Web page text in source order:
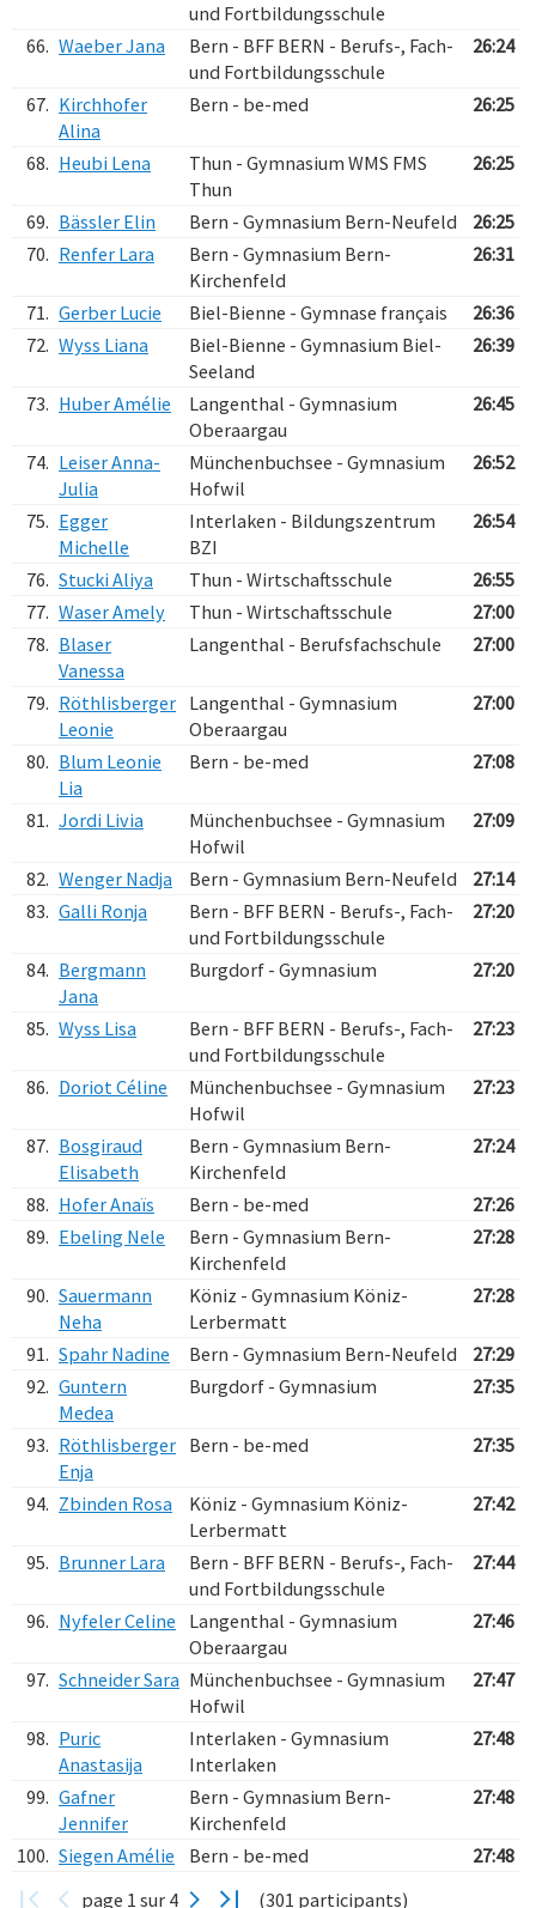
und Fortbildungsschule
66. Waeber Jana
Bern - BFF BERN - Berufs-, Fach-
und Fortbildungsschule
26:24
67. Kirchhofer
Alina
Bern - be-med 26:25
68. Heubi Lena
Thun - Gymnasium WMS FMS
Thun
26:25
69. Bässler Elin Bern - Gymnasium Bern-Neufeld
26:25
70. Renfer Lara
Bern - Gymnasium Bern-
Kirchenfeld
26:31
71. Gerber Lucie Biel-Bienne - Gymnase français
26:36
72. Wyss Liana
Biel-Bienne - Gymnasium Biel-
Seeland
26:39
73. Huber Amélie
Langenthal - Gymnasium
Oberaargau
26:45
74. Leiser Anna-
Julia
Münchenbuchsee - Gymnasium
Hofwil
26:52
75. Egger
Michelle
Interlaken - Bildungszentrum
BZI
26:54
76. Stucki Aliya Thun - Wirtschaftsschule
26:55
77. Waser Amely Thun - Wirtschaftsschule
27:00
78. Blaser
Vanessa
Langenthal - Berufsfachschule 27:00
79. Röthlisberger
Leonie
Langenthal - Gymnasium
Oberaargau
27:00
80. Blum Leonie
Lia
Bern - be-med 27:08
81. Jordi Livia
Münchenbuchsee - Gymnasium
Hofwil
27:09
82. Wenger Nadja Bern - Gymnasium Bern-Neufeld
27:14
83. Galli Ronja
Bern - BFF BERN - Berufs-, Fach-
und Fortbildungsschule
27:20
84. Bergmann
Jana
Burgdorf - Gymnasium 27:20
85. Wyss Lisa
Bern - BFF BERN - Berufs-, Fach-
und Fortbildungsschule
27:23
86. Doriot Céline
Münchenbuchsee - Gymnasium
Hofwil
27:23
87. Bosgiraud
Elisabeth
Bern - Gymnasium Bern-
Kirchenfeld
27:24
88. Hofer Anaïs Bern - be-med
27:26
89. Ebeling Nele
Bern - Gymnasium Bern-
Kirchenfeld
27:28
90. Sauermann
Neha
Köniz - Gymnasium Köniz-
Lerbermatt
27:28
91. Spahr Nadine Bern - Gymnasium Bern-Neufeld
27:29
92. Guntern
Medea
Burgdorf - Gymnasium 27:35
93. Röthlisberger
Enja
Bern - be-med 27:35
94. Zbinden Rosa
Köniz - Gymnasium Köniz-
Lerbermatt
27:42
95. Brunner Lara
Bern - BFF BERN - Berufs-, Fach-
und Fortbildungsschule
27:44
96. Nyfeler Celine
Langenthal - Gymnasium
Oberaargau
27:46
97. Schneider Sara Münchenbuchsee - Gymnasium
Hofwil
27:47
98. Puric
Anastasija
Interlaken - Gymnasium
Interlaken
27:48
99. Gafner
Jennifer
Bern - Gymnasium Bern-
Kirchenfeld
27:48
100. Siegen Amélie Bern - be-med
27:48
page 1 sur 4
(301 participants)